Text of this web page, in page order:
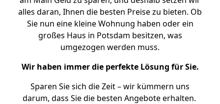
alles daran, Ihnen die besten Preise zu bieten. Ob
Sie nun eine kleine Wohnung haben oder ein
großes Haus in Potsdam besitzen, was
umgezogen werden muss.
Wir haben immer die perfekte Lösung für Sie.
Sparen Sie sich die Zeit – wir kümmern uns
darum, dass Sie die besten Angebote erhalten.